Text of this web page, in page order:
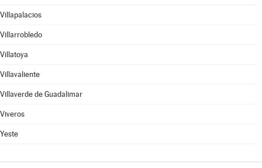
Villapalacios
Villarrobledo
Villatoya
Villavaliente
Villaverde de Guadalimar
Viveros
Yeste